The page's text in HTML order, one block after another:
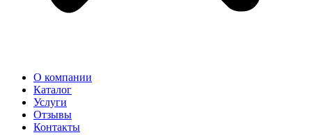
О компании
Каталог
Услуги
Отзывы
Контакты